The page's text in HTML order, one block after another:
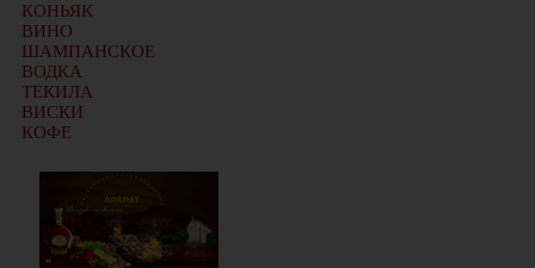
КОНЬЯК
ВИНО
ШАМПАНСКОЕ
ВОДКА
ТЕКИЛА
ВИСКИ
КОФЕ